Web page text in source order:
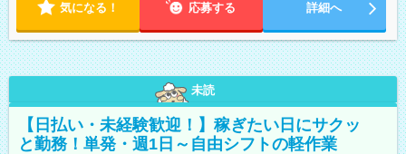
気になる！ 応募する 詳細へ
未読
【日払い・未経験歓迎！】稼ぎたい日にサクッ
と勤務！単発・週1日～自由シフトの軽作業